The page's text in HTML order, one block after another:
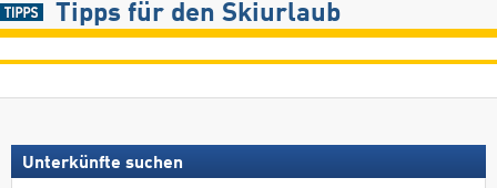
Tipps für den Skiurlaub
Unterkünfte suchen